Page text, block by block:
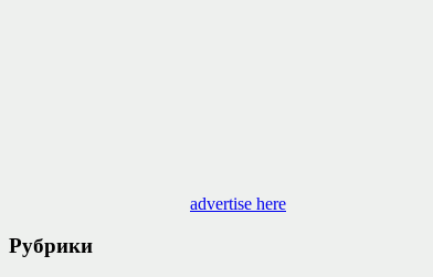
advertise here
Рубрики